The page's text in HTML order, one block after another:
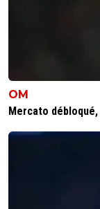
OM
Mercato